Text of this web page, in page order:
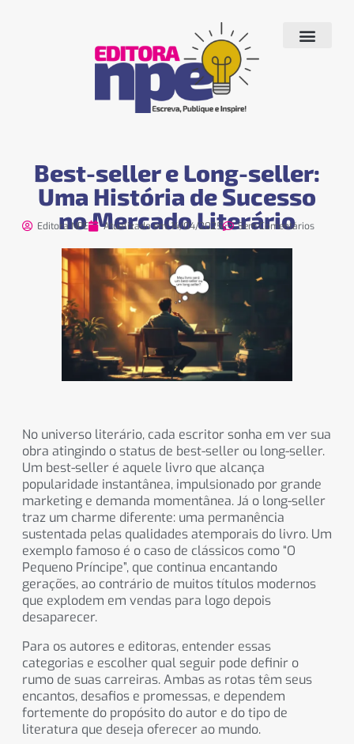
Best-seller e Long-seller:
Uma História de Sucesso
no Mercado Literário
Editora NPE Atualizado em:14/04/2025 Sem Comentários
No universo literário, cada escritor sonha em ver sua
obra atingindo o status de best-seller ou long-seller.
Um best-seller é aquele livro que alcança
popularidade instantânea, impulsionado por grande
marketing e demanda momentânea. Já o long-seller
traz um charme diferente: uma permanência
sustentada pelas qualidades atemporais do livro. Um
exemplo famoso é o caso de clássicos como “O
Pequeno Príncipe”, que continua encantando
gerações, ao contrário de muitos títulos modernos
que explodem em vendas para logo depois
desaparecer.
Para os autores e editoras, entender essas
categorias e escolher qual seguir pode definir o
rumo de suas carreiras. Ambas as rotas têm seus
encantos, desafios e promessas, e dependem
fortemente do propósito do autor e do tipo de
literatura que deseja oferecer ao mundo.